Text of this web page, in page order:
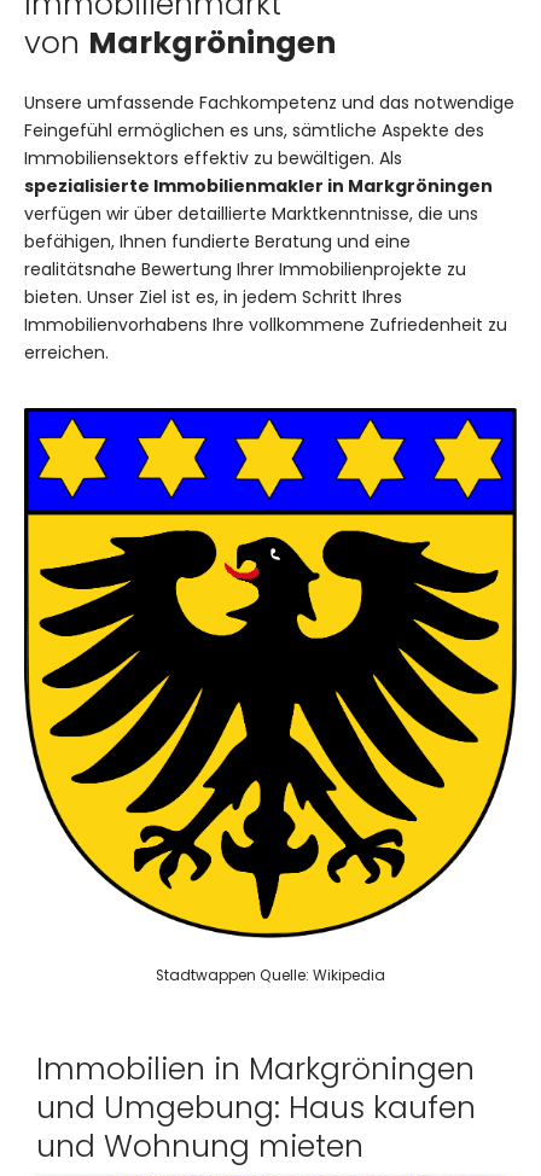
von Markgröningen
Unsere umfassende Fachkompetenz und das notwendige
Feingefühl ermöglichen es uns, sämtliche Aspekte des
Immobiliensektors effektiv zu bewältigen. Als
spezialisierte Immobilienmakler in Markgröningen
verfügen wir über detaillierte Marktkenntnisse, die uns
befähigen, Ihnen fundierte Beratung und eine
realitätsnahe Bewertung Ihrer Immobilienprojekte zu
bieten. Unser Ziel ist es, in jedem Schritt Ihres
Immobilienvorhabens Ihre vollkommene Zufriedenheit zu
erreichen.
Stadtwappen Quelle: Wikipedia
Immobilien in Markgröningen
und Umgebung: Haus kaufen
und Wohnung mieten